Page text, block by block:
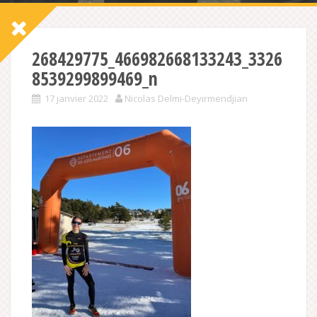
268429775_466982668133243_3326
8539299899469_n
17 janvier 2022 Nicolas Delmi-Deyirmendjian